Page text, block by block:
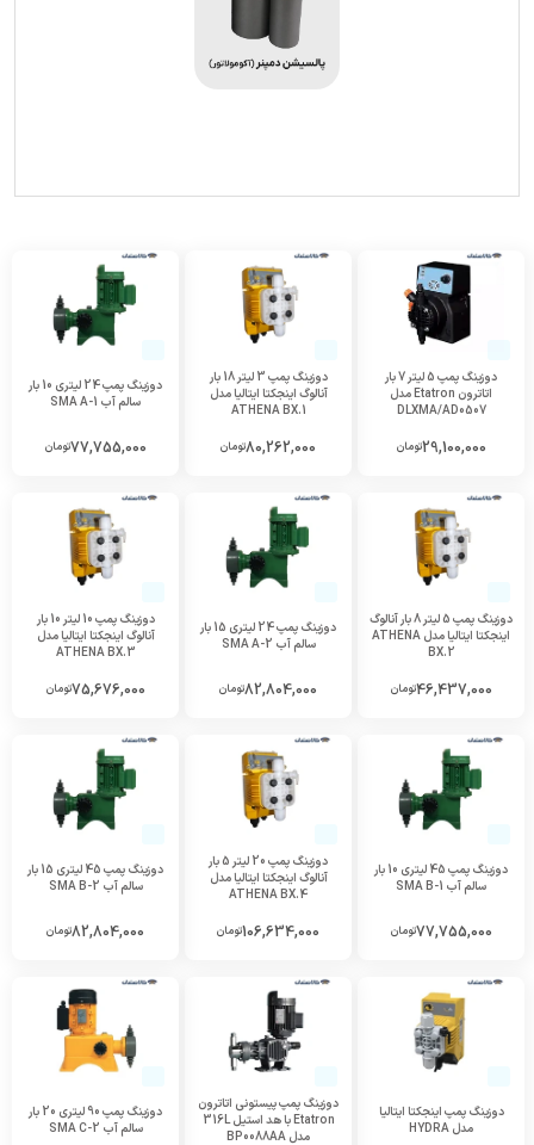
دوزینگ پمپ 5 لیتر 7 بار
اتاترون Etatron مدل
DLXMA/AD0507
29,100,000تومان
دوزینگ پمپ 3 لیتر 18 بار
آنالوگ اینجکتا ایتالیا مدل
ATHENA BX.1
80,262,000تومان
دوزینگ پمپ 24 لیتری 10 بار
سالم آب SMA A-1
77,755,000تومان
دوزینگ پمپ 5 لیتر 8 بار آنالوگ
اینجکتا ایتالیا مدل ATHENA
BX.2
46,437,000تومان
دوزینگ پمپ 24 لیتری 15 بار
سالم آب SMA A-2
82,804,000تومان
دوزینگ پمپ 10 لیتر 10 بار
آنالوگ اینجکتا ایتالیا مدل
ATHENA BX.3
75,676,000تومان
دوزینگ پمپ 45 لیتری 10 بار
سالم آب SMA B-1
77,755,000تومان
دوزینگ پمپ 20 لیتر 5 بار
آنالوگ اینجکتا ایتالیا مدل
ATHENA BX.4
106,634,000تومان
دوزینگ پمپ 45 لیتری 15 بار
سالم آب SMA B-2
82,804,000تومان
دوزینگ پمپ اینجکتا ایتالیا
مدل HYDRA
دوزینگ پمپ پیستونی اتاترون
Etatron با هد استیل 316L
مدل BP0088AA
دوزینگ پمپ 90 لیتری 20 بار
سالم آب SMA C-2